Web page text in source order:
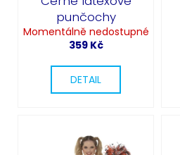
punčochy
Momentálně nedostupné
359 Kč
DETAIL